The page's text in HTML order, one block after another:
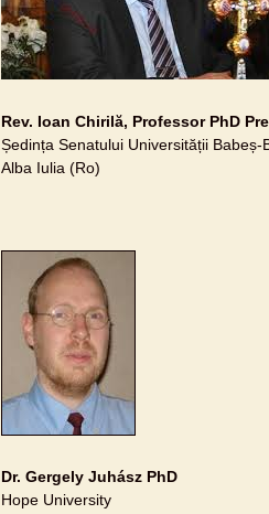
Rev. Ioan Chirilă, Professor PhD
Ședința Senatului Universității Babeș-
Alba Iulia (Ro)
Dr. Gergely Juhász PhD
Hope University